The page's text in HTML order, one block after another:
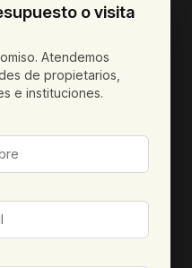
o visita
Atendemos
de propietarios,
e instituciones.